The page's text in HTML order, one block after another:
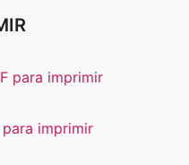
para imprimir
imprimir